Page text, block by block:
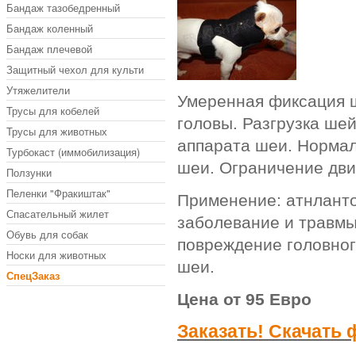
Бандаж тазобедренный
Бандаж коленный
Бандаж плечевой
Защитный чехол для культи
Утяжелители
Трусы для кобелей
Трусы для животных
Турбокаст (иммобилизация)
Ползунки
Пеленки "Фракиштак"
Спасательный жилет
Обувь для собак
Носки для животных
СпецЗаказ
Умеренная фиксация
головы. Разгрузка
аппарата шеи.
шеи. Ограничение
Применение:
заболевание и
повреждение
шеи.
Цена от 95 Евро
Заказать! Скачать